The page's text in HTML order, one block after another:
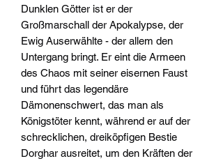
Dunklen Götter ist er der
Großmarschall der Apokalypse, der
Ewig Auserwählte - der allem den
Untergang bringt. Er eint die Armeen
des Chaos mit seiner eisernen Faust
und führt das legendäre
Dämonenschwert, das man als
Königstöter kennt, während er auf der
schrecklichen, dreiköpfigen Bestie
Dorghar ausreitet, um den Kräften der